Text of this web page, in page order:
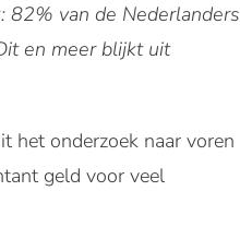
82% van de Nederlanders
en meer blijkt uit
het onderzoek naar voren
geld voor veel